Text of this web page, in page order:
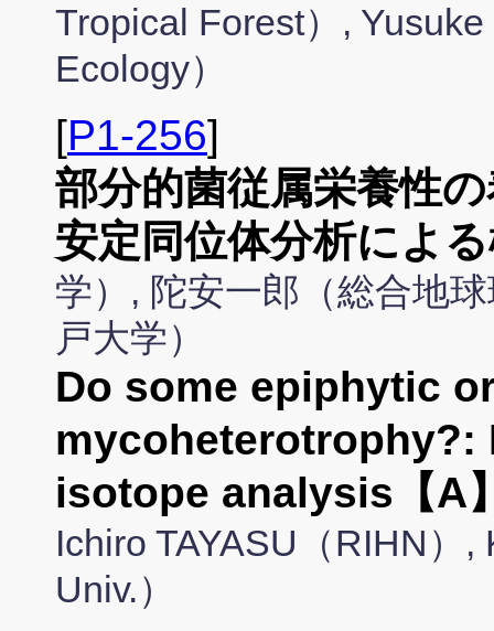
Tropical Forest）,
Ecology）
[P1-256]
部分的菌従属栄養性
安定同位体分析によ
学）, 陀安一郎（総合地
戸大学）
Do some epiphytic
isotope analysis【A
Ichiro TAYASU（RIHN）
Univ.）